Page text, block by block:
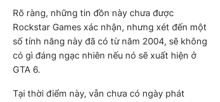
Rõ ràng, những tin đồn này chưa được
Rockstar Games xác nhận, nhưng xét đến một
số tính năng này đã có từ năm 2004, sẽ không
có gì đáng ngạc nhiên nếu nó sẽ xuất hiện ở
GTA 6.
Tại thời điểm này, vẫn chưa có ngày phát